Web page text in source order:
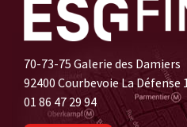
70-73-75 Galerie des Damiers
92400 Courbevoie La Défense 1
01 86 47 29 94